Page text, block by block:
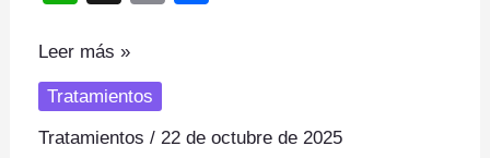
at
s
A
Li
Leer más »
Tratamientos
Tratamientos / 22 de octubre de 2025